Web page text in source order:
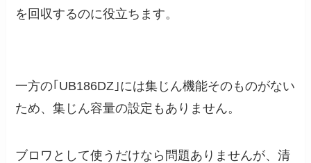
を回収するのに役立ちます。
一方の｢UB186DZ｣には集じん機能そのものがない
ため、集じん容量の設定もありません。
ブロワとして使うだけなら問題ありませんが、清